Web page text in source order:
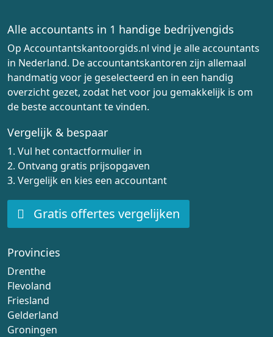
Alle accountants in 1 handige bedrijvengids
Op Accountantskantoorgids.nl vind je alle accountants
in Nederland. De accountantskantoren zijn allemaal
handmatig voor je geselecteerd en in een handig
overzicht gezet, zodat het voor jou gemakkelijk is om
de beste accountant te vinden.
Vergelijk & bespaar
1. Vul het contactformulier in
2. Ontvang gratis prijsopgaven
3. Vergelijk en kies een accountant
Gratis offertes vergelijken
Provincies
Drenthe
Flevoland
Friesland
Gelderland
Groningen